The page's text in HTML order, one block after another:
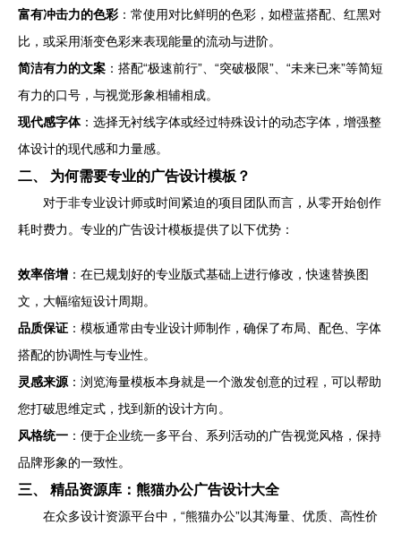
富有冲击力的色彩 ：常使用对比鲜明的色彩，如橙蓝搭配、红黑对
比，或采用渐变色彩来表现能量的流动与进阶。
简洁有力的文案 ：搭配“极速前行”、“突破极限”、“未来已来”等简短
有力的口号，与视觉形象相辅相成。
现代感字体：选择无衬线字体或经过特殊设计的动态字体，增强整
体设计的现代感和力量感。
二、 为何需要专业的广告设计模板？
对于非专业设计师或时间紧迫的项目团队而言，从零开始创作
耗时费力。专业的广告设计模板提供了以下优势：
效率倍增 ：在已规划好的专业版式基础上进行修改，快速替换图
文，大幅缩短设计周期。
品质保证 ：模板通常由专业设计师制作，确保了布局、配色、字体
搭配的协调性与专业性。
灵感来源 ：浏览海量模板本身就是一个激发创意的过程，可以帮助
您打破思维定式，找到新的设计方向。
风格统一 ：便于企业统一多平台、系列活动的广告视觉风格，保持
品牌形象的一致性。
三、 精品资源库：熊猫办公广告设计大全
在众多设计资源平台中，“熊猫办公”以其海量、优质、高性价